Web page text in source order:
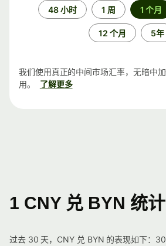
48 小时 1 周 1 个月
12 个月 5年
我们使用真正的中间市场汇率，无暗中
用。
了解更多
1 CNY 兑 BYN 统
过去 30 天，CNY 兑 BYN 的表现如下：